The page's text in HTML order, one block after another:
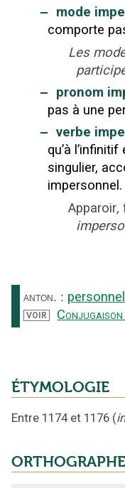
‒ mode
comporte
Les
‒ pronom
pas à une
‒ verbe
qu’à
singulier,
impersonnel.
Apparoir,
anton. : personnel
VOIR
ÉTYMOLOGIE
Entre 1174 et 1176 (in
ORTHOGRAPHE